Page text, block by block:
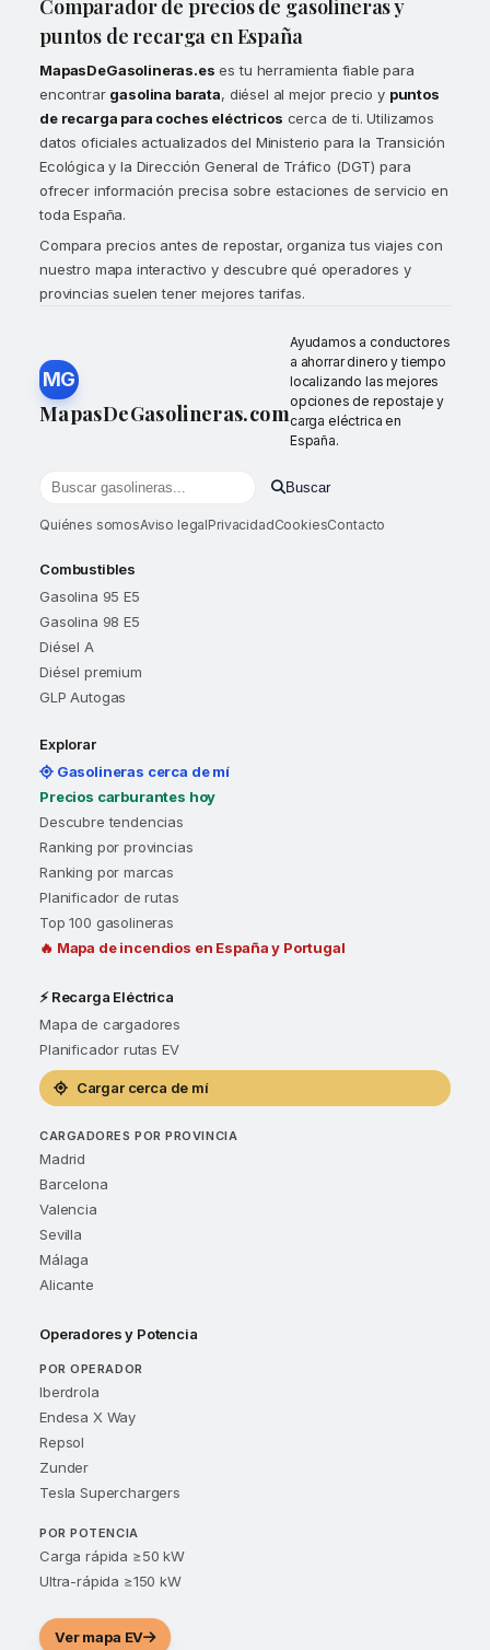
Comparador de precios de gasolineras y
puntos de recarga en España
MapasDeGasolineras.es es tu herramienta fiable para
encontrar gasolina barata, diésel al mejor precio y puntos
de recarga para coches eléctricos cerca de ti. Utilizamos
datos oficiales actualizados del Ministerio para la Transición
Ecológica y la Dirección General de Tráfico (DGT) para
ofrecer información precisa sobre estaciones de servicio en
toda España.
Compara precios antes de repostar, organiza tus viajes con
nuestro mapa interactivo y descubre qué operadores y
provincias suelen tener mejores tarifas.
MG
MapasDeGasolineras.com
Ayudamos a conductores
a ahorrar dinero y tiempo
localizando las mejores
opciones de repostaje y
carga eléctrica en
España.
Buscar gasolineras por localidad o provincia
Buscar
Quiénes somosAviso legalPrivacidadCookiesContacto
Combustibles
Gasolina 95 E5
Gasolina 98 E5
Diésel A
Diésel premium
GLP Autogas
Explorar
Gasolineras cerca de mí
Precios carburantes hoy
Descubre tendencias
Ranking por provincias
Ranking por marcas
Planificador de rutas
Top 100 gasolineras
🔥 Mapa de incendios en España y Portugal
⚡ Recarga Eléctrica
Mapa de cargadores
Planificador rutas EV
Cargar cerca de mí
CARGADORES POR PROVINCIA
Madrid
Barcelona
Valencia
Sevilla
Málaga
Alicante
Operadores y Potencia
POR OPERADOR
Iberdrola
Endesa X Way
Repsol
Zunder
Tesla Superchargers
POR POTENCIA
Carga rápida ≥50 kW
Ultra-rápida ≥150 kW
Ver mapa EV